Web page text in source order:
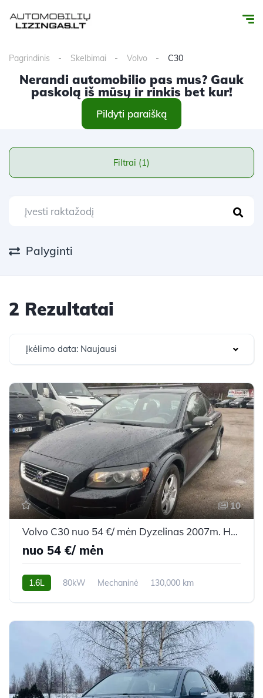
Pagrindinis Skelbimai Volvo C30
Nerandi automobilio pas mus? Gauk
paskolą iš mūsų ir rinkis bet kur!
Pildyti paraišką
Filtrai (1)
Palyginti
2 Rezultatai
Įkėlimo data: Naujausi
10
Volvo C30 nuo 54 €/ mėn Dyzelinas 2007m. Hečbekas Mechaninė
nuo 54 €/ mėn
1.6L 80kW Mechaninė
130,000 km